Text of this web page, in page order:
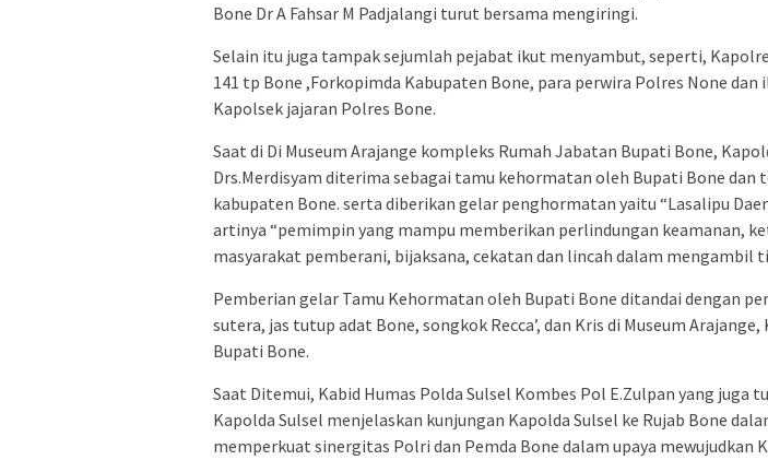
Bone Dr A Fahsar M Padjalangi turut bersama mengiringi.
Selain itu juga tampak sejumlah pejabat ikut menyambut, seperti,
141 tp Bone ,Forkopimda Kabupaten Bone, para perwira Polres None dan
Kapolsek jajaran Polres Bone.
Saat di Di Museum Arajange kompleks Rumah Jabatan Bupati Bone,
Drs.Merdisyam diterima sebagai tamu kehormatan oleh Bupati Bone dan
kabupaten Bone. serta diberikan gelar penghormatan yaitu “Lasalipu
artinya “pemimpin yang mampu memberikan perlindungan keamanan,
masyarakat pemberani, bijaksana, cekatan dan lincah dalam mengambil
Pemberian gelar Tamu Kehormatan oleh Bupati Bone ditandai dengan
sutera, jas tutup adat Bone, songkok Recca’, dan Kris di Museum
Bupati Bone.
Saat Ditemui, Kabid Humas Polda Sulsel Kombes Pol E.Zulpan yang juga
Kapolda Sulsel menjelaskan kunjungan Kapolda Sulsel ke Rujab Bone
memperkuat sinergitas Polri dan Pemda Bone dalam upaya mewujudkan